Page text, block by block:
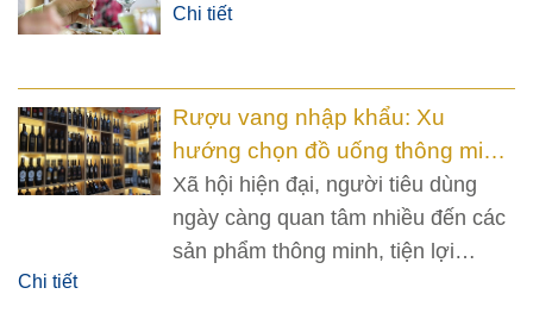
Chi tiết
Rượu vang nhập khẩu: Xu
hướng chọn đồ uống thông minh
thời 4.0
Xã hội hiện đại, người tiêu dùng
ngày càng quan tâm nhiều đến các
sản phẩm thông minh, tiện lợi
Chi tiết